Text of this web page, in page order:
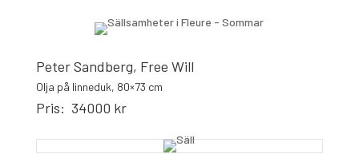
Peter Sandberg, Free Will
Olja på linneduk, 80×73 cm
Pris: 34000 kr